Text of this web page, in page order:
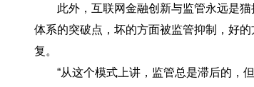
此外，互联网金融创新与监管永远是猫
体系的突破点，坏的方面被监管抑制，好
复。
“从这个模式上讲，监管总是滞后的，但